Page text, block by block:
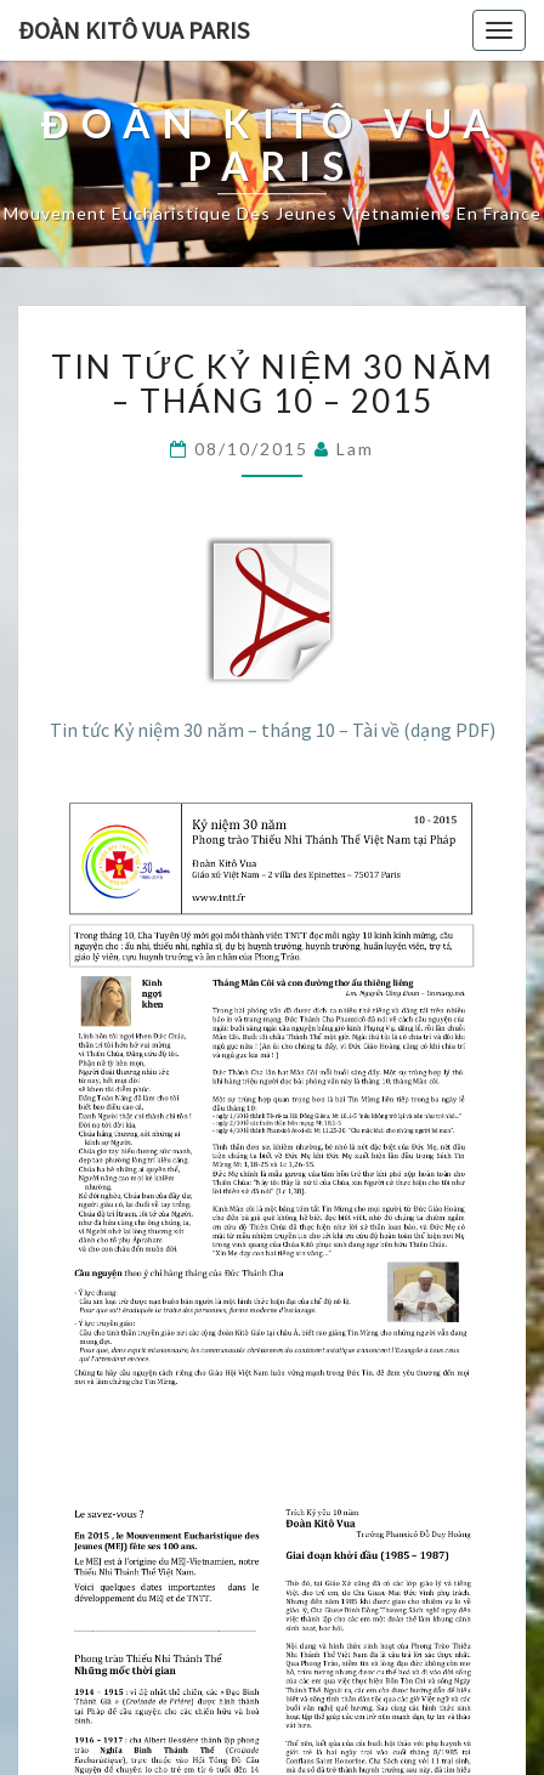
ĐOÀN KITÔ VUA PARIS
ĐOÀN KITÔ VUA
PARIS
Mouvement Eucharistique Des Jeunes Vietnamiens En France
TỨC
KỶ
NIỆM
30
NĂM
10
2015
TIN TỨC KỶ NIỆM 30 NĂM
– THÁNG 10 – 2015
08/10/2015 Lam
Tin tức Kỷ niệm 30 năm – tháng 10 – Tài về (dạng PDF)